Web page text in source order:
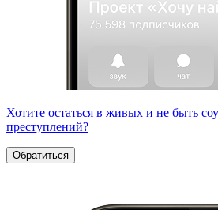
Хотите остаться в живых и не быть
преступлений?
Обратиться